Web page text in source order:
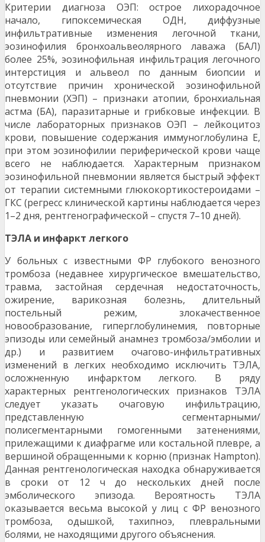
Критерии диагноза ОЭП: острое лихорадочное
начало, гипоксемическая ОДН, диффузные
инфильтративные изменения легочной ткани,
эозинофилия бронхоальвеолярного лаважа (БАЛ)
более 25%, эозинофильная инфильтрация легочного
интерстиция и альвеол по данным биопсии и
отсутствие причин хронической эозинофильной
пневмонии (ХЭП) – признаки атопии, бронхиальная
астма (БА), паразитарные и грибковые инфекции. В
числе лабораторных признаков ОЭП – лейкоцитоз
крови, повышение содержания иммуноглобулина E,
при этом эозинофилии периферической крови чаще
всего не наблюдается. Характерным признаком
эозинофильной пневмонии является быстрый эффект
от терапии системными глюкокортикостероидами –
ГКС (регресс клинической картины наблюдается через
1–2 дня, рентгенографической – спустя 7–10 дней).
ТЭЛА и инфаркт легкого
У больных с известными ФР глубокого венозного
тромбоза (недавнее хирургическое вмешательство,
травма, застойная сердечная недостаточность,
ожирение, варикозная болезнь, длительный
постельный режим, злокачественное
новообразование, гиперглобулинемия, повторные
эпизоды или семейный анамнез тромбоза/эмболии и
др.) и развитием очагово-инфильтративных
изменений в легких необходимо исключить ТЭЛА,
осложненную инфарктом легкого. В ряду
характерных рентгенологических признаков ТЭЛА
следует указать очаговую инфильтрацию,
представленную сегментарными/
полисегментарными гомогенными затенениями,
прилежащими к диафрагме или костальной плевре, а
вершиной обращенными к корню (признак Hampton).
Данная рентгенологическая находка обнаруживается
в сроки от 12 ч до нескольких дней после
эмболического эпизода. Вероятность ТЭЛА
оказывается весьма высокой у лиц с ФР венозного
тромбоза, одышкой, тахипноэ, плевральными
болями, не находящими другого объяснения.